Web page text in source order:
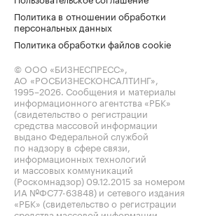
Политика в отношении обработки
персональных данных
Политика обработки файлов cookie
© ООО «БИЗНЕСПРЕСС»,
АО «РОСБИЗНЕСКОНСАЛТИНГ»,
1995–2026. Сообщения и материалы
информационного агентства «РБК»
(свидетельство о регистрации
средства массовой информации
выдано Федеральной службой
по надзору в сфере связи,
информационных технологий
и массовых коммуникаций
(Роскомнадзор) 09.12.2015 за номером
ИА №ФС77-63848) и сетевого издания
«РБК» (свидетельство о регистрации